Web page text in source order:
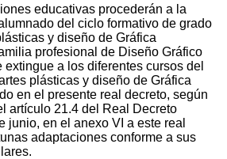
educativas procederán a la
del ciclo formativo de grado
y diseño de Gráfica
profesional de Diseño Gráfico
extingue a los diferentes cursos del
plásticas y diseño de Gráfica
en el presente real decreto, según
artículo 21.4 del Real Decreto
junio, en el anexo VI a este real
adaptaciones conforme a sus